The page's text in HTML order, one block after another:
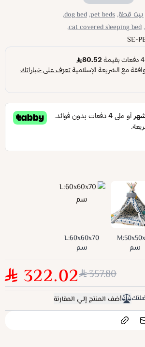
بيت قطة, pet beds,
dog bed,
cat covered sleeping bed,
SE-
سم
L:60x60x70
سم
357.80
322.02
أضف المنتج إلي المقارنة